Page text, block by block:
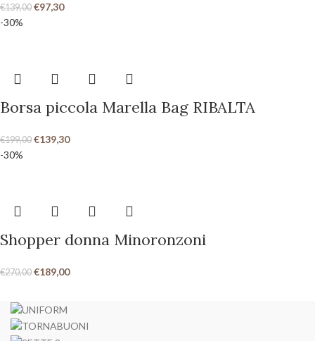
€139,00 €97,30
-30%
Borsa piccola Marella Bag RIBALTA
€199,00 €139,30
-30%
Shopper donna Minoronzoni
€270,00 €189,00